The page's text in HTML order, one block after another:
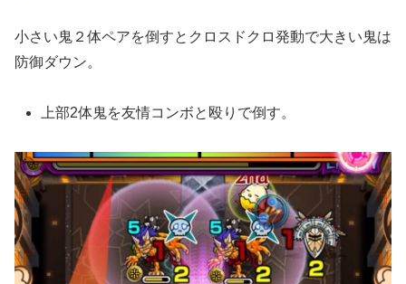
小さい鬼２体ペアを倒すとクロスドクロ発動で大きい鬼は
防御ダウン。
上部2体鬼を友情コンボと殴りで倒す。